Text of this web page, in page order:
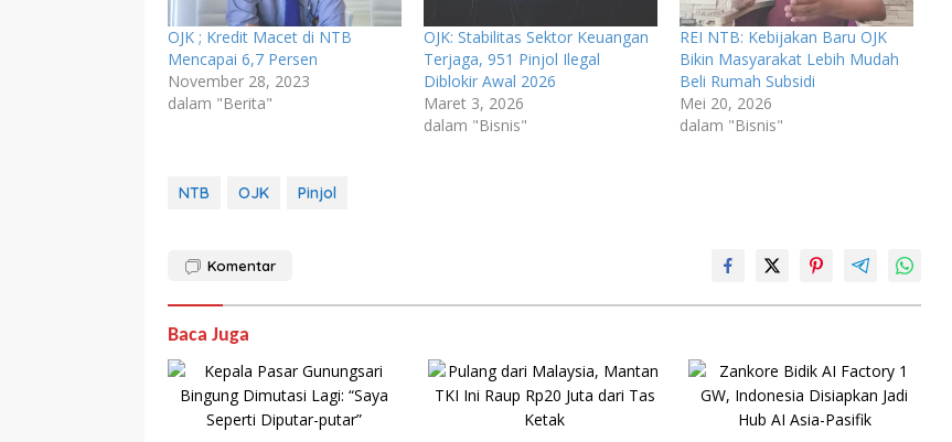
OJK ; Kredit Macet di NTB
Mencapai 6,7 Persen
November 28, 2023
dalam "Berita"
OJK: Stabilitas Sektor Keuangan
Terjaga, 951 Pinjol Ilegal
Diblokir Awal 2026
Maret 3, 2026
dalam "Bisnis"
REI NTB: Kebijakan Baru OJK
Bikin Masyarakat Lebih Mudah
Beli Rumah Subsidi
Mei 20, 2026
dalam "Bisnis"
NTB OJK Pinjol
Komentar
Baca Juga